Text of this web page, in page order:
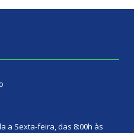
a Sexta-feira, das 8:00h às